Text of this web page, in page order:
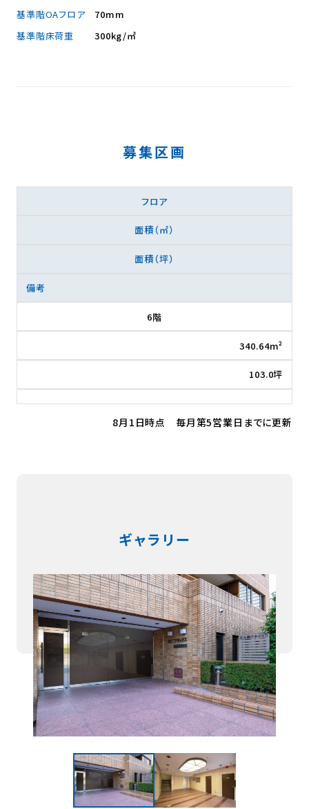
基準階OAフロア
70mm
基準階床荷重
300kg/㎡
募集区画
フロア
面積（㎡）
面積（坪）
備考
6階
340.64m²
103.0坪
8月1日時点 毎月第5営業日までに更新
ギャラリー